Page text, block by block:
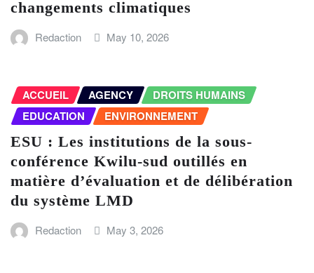
changements climatiques
Redaction May 10, 2026
ACCUEIL AGENCY
DROITS HUMAINS
EDUCATION
ENVIRONNEMENT
ESU : Les institutions de la sous-
conférence Kwilu-sud outillés en
matière d’évaluation et de délibération
du système LMD
Redaction May 3, 2026